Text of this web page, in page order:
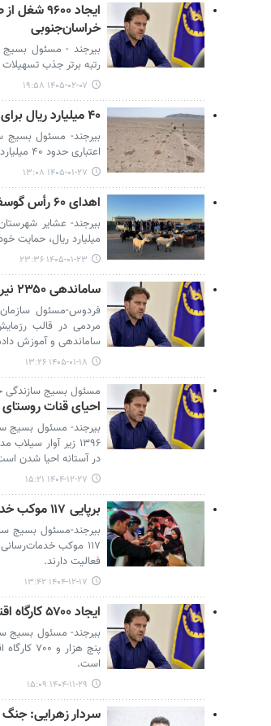
ایجاد
خراسان‌جنوبی
رتبه برتر جذب
۱۴۰۵-۰۲-۰۷ ۱۹:۵۸
۴۰ میلیارد ریال برای طرح‌های بیولوژیک خراسان‌جنوبی هزینه شد
بیرجند- مسئول بسیج
اعتباری حدود ۴۰ میلیارد ریال خبر داد.
۱۴۰۵-۰۱-۲۷ ۱۳:۰۸
اهدای ۶۰ رأس گوسفند توسط عشایر زیرکوه در حمایت از دفاع مقدس
میلیارد ریال، حمایت
۱۴۰۵-۰۱-۲۳ ۲۳:۳۶
ساماندهی ۲۳۵۰ نیروی مردمی در رزمایش محله‌محور فردوس
مردمی در قالب
ساماندهی و آموزش
۱۴۰۵-۰۱-۱۸ ۱۳:۲۶
مسئول بسیج سازندگی
احیای قنات روستای
بیرجند- مسئول بسیج
۱۳۹۶ زیر آوار
در آستانه احیا شدن
۱۴۰۴-۱۲-۲۷ ۱۵:۲۱
برپایی ۱۱۷ موکب خدمات رسانی جهادی خراسان جنوبی
بیرجند-مسئول بسیج
۱۱۷ موکب
فعالیت دارند.
۱۴۰۴-۱۲-۱۷ ۱۳:۴۲
ایجاد ۵۷۰۰ کارگاه اقتصاد مقاومتی و اشتغالزایی در خراسان جنوبی
بیرجند- مسئول بسیج
پنج
است.
۱۴۰۴-۱۱-۲۹ ۱۵:۰۹
سردار زهرایی: